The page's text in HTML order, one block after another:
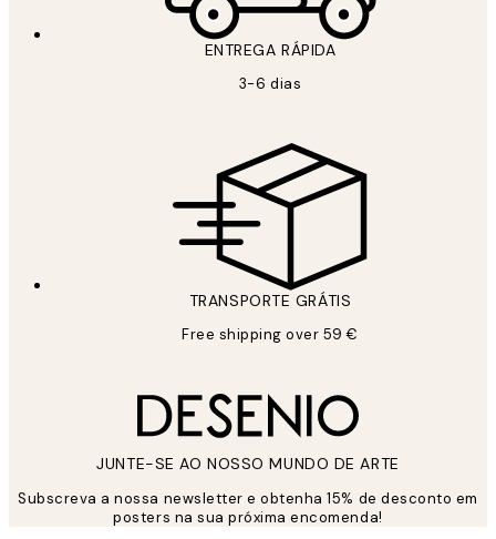
ENTREGA RÁPIDA
3-6 dias
TRANSPORTE GRÁTIS
Free shipping over 59 €
JUNTE-SE AO NOSSO MUNDO DE ARTE
Subscreva a nossa newsletter e obtenha 15% de desconto em
posters na sua próxima encomenda!